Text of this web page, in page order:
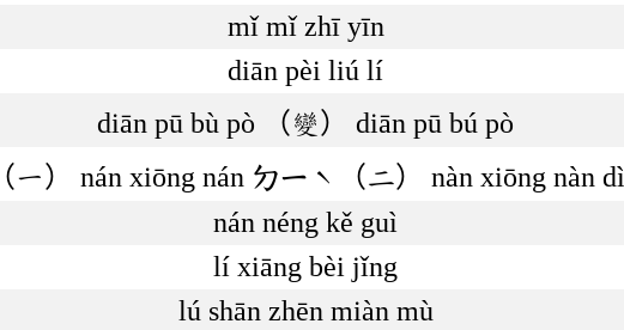
mǐ mǐ zhī yīn
diān pèi liú lí
diān pū bù pò （變） diān pū bú pò
（一） nán xiōng nán ㄉㄧˋ（二） nàn xiōng nàn dì
nán néng kě guì
lí xiāng bèi jǐng
lú shān zhēn miàn mù